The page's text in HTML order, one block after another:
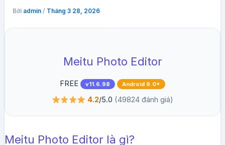
Bởi admin / Tháng 3 28, 2026
Meitu Photo Editor
FREE v11.6.98 Android 9.0+
4.2/5.0 (49824 đánh giá)
Meitu Photo Editor là gì?